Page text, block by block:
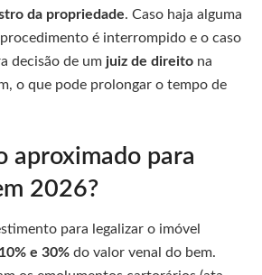
da propriedade. Caso haja alguma
é interrompido e o caso
decisão de um juiz de direito na
o que pode prolongar o tempo de
aproximado para
2026?
para legalizar o imóvel
10% e 30% do valor venal do bem.